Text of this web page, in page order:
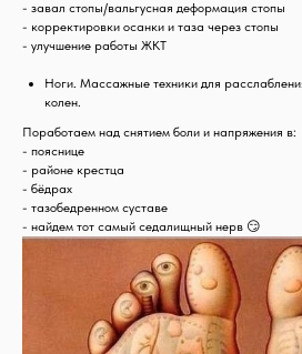
- завал стопы/вальгусная деформация стопы
- корректировки осанки и таза через стопы
- улучшение работы ЖКТ
Ноги. Массажные техники для
колен.
Поработаем над снятием боли и напряжения в:
- пояснице
- районе крестца
- бёдрах
- тазобедренном суставе
- найдем тот самый седалищный нерв 😏